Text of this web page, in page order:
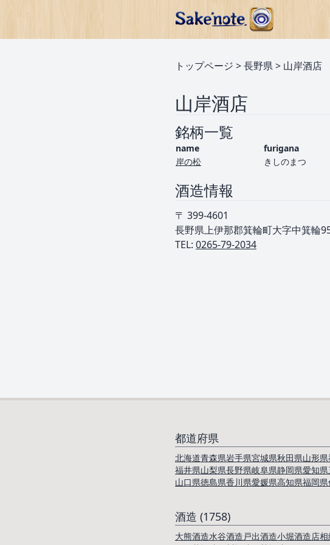
トップページ >長野県> 山岸酒店
山岸酒店
銘柄一覧
name
furigana
岸の松
きしのまつ
酒造情報
〒 399-4601
長野県上伊那郡箕輪町大字中箕輪
TEL: ︎ 0265-79-2034
都道府県
北海道青森県岩手県宮城県秋田県山形県
福井県山梨県長野県岐阜県静岡県愛知県
山口県徳島県香川県愛媛県高知県福岡県
酒造 (1758)
大熊酒造水谷酒造戸出酒造小堀酒造店相